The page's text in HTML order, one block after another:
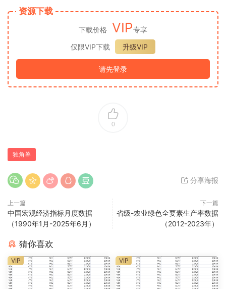
资源下载
下载价格 VIP专享
仅限VIP下载
升级VIP
请先登录
0
独角兽
分享海报
上一篇
中国宏观经济指标月度数据
（1990年1月-2025年6月）
下一篇
省级-农业绿色全要素生产率数据
（2012-2023年）
猜你喜欢
VIP VIP